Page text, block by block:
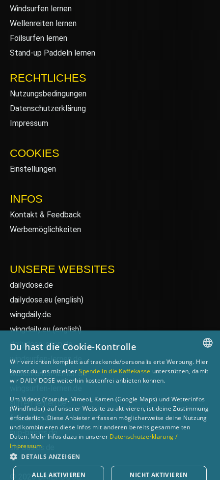
Windsurfen lernen
Wellenreiten lernen
Foilsurfen lernen
Stand-up Paddeln lernen
RECHTLICHES
Nutzungsbedingungen
Datenschutzerklärung
Impressum
COOKIES
Einstellungen
INFOS
Kontakt & Feedback
Werbemöglichkeiten
UNSERE WEBSITES
dailydose.de
dailydose.eu (english)
wingdaily.de
wingdaily.eu(english)
dailydose-shop.de
windsurfen-lernen.de
wellenreiten-lernen.de
surfen-lernen.de
foilsurfen.de
sup-basics.de
ski-basics.de
© 2026 DAILY DOSE
GERMAN
Du hast die Cookie-Kontrolle
Wir verzichten komplett auf trackende/personalisierte Werbung. Hier
kannst du uns mit einerSpende in die Kaffekasse unterstützen, damit
wir DAILY DOSE weiterhin kostenfrei anbieten können.
Um Videos (Youtube, Vimeo), Karten (Google Maps) und Wetterinfos
(Windfinder) auf unserer Website zu aktivieren, ist deine Zustimmung
erforderlich. Diese Anbieter erfassen möglicherweise deine Nutzung
und kombinieren diese Infos mit anderen bereits gesammelten
Daten. Mehr Infos dazu in unserer Datenschutzerklärung /
Impressum
DETAILS ANZEIGEN
ALLE AKTIVIEREN NICHT AKTIVIEREN